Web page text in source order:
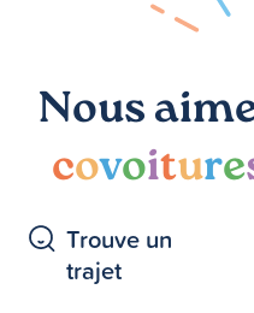
Nous
covoiture
Trouve un
trajet